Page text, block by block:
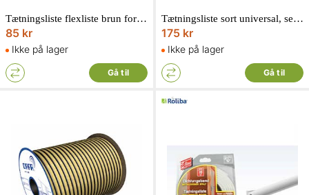
Tætningsliste flexliste brun form D selvklæbendedækker 4-6 mm. 7,5 meter lang
85 kr
Ikke på lager
Gå til
Tætningsliste sort universal, selvklæbendedækker 1-7 mm. 6 meter lang
175 kr
Ikke på lager
Gå til